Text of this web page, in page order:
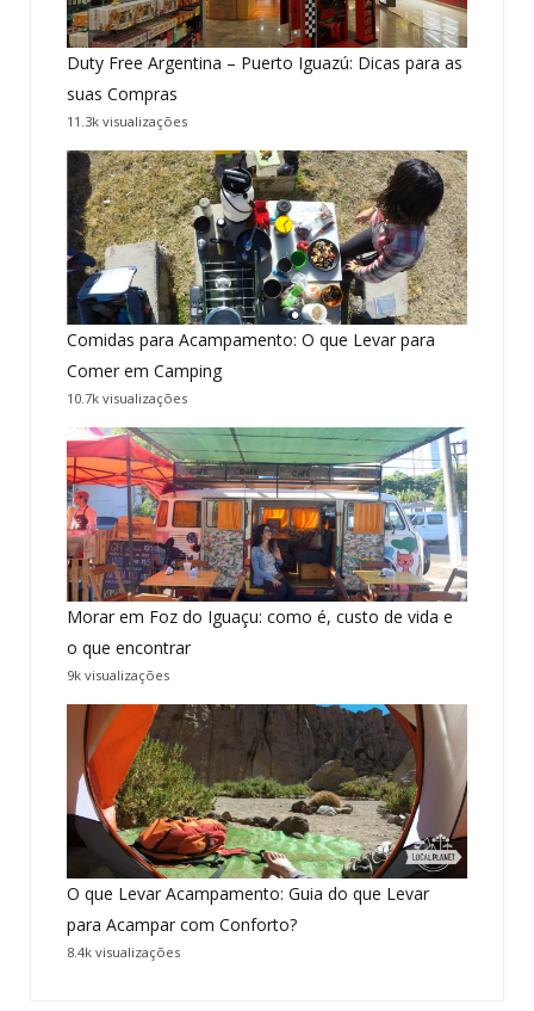
Duty Free Argentina – Puerto Iguazú: Dicas para as
suas Compras
11.3k visualizações
Comidas para Acampamento: O que Levar para
Comer em Camping
10.7k visualizações
Morar em Foz do Iguaçu: como é, custo de vida e
o que encontrar
9k visualizações
O que Levar Acampamento: Guia do que Levar
para Acampar com Conforto?
8.4k visualizações